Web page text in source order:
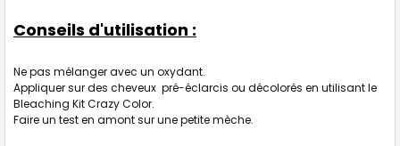
Conseils d'utilisation :
Ne pas mélanger avec un oxydant.
Appliquer sur des cheveux pré-éclarcis ou décolorés en utilisant le
Bleaching Kit Crazy Color.
Faire un test en amont sur une petite mèche.